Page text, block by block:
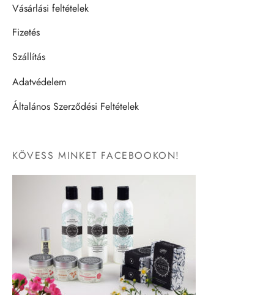
Vásárlási feltételek
Fizetés
Szállítás
Adatvédelem
Általános Szerződési Feltételek
KÖVESS MINKET FACEBOOKON!